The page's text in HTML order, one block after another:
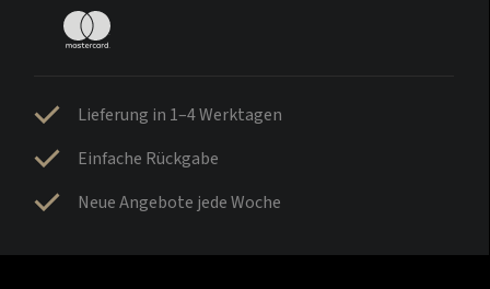
Lieferung in 1–4 Werktagen
Einfache Rückgabe
Neue Angebote jede Woche